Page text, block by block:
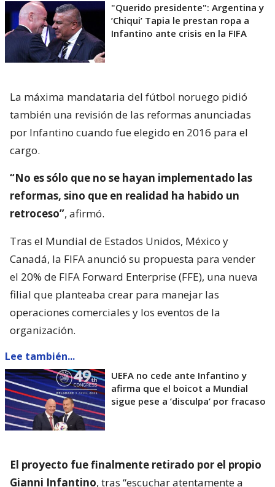
"Querido presidente": Argentina y
’Chiqui’ Tapia le prestan ropa a
Infantino ante crisis en la FIFA
La máxima mandataria del fútbol noruego pidió
también una revisión de las reformas anunciadas
por Infantino cuando fue elegido en 2016 para el
cargo.
“No es sólo que no se hayan implementado las
reformas, sino que en realidad ha habido un
retroceso”, afirmó.
Tras el Mundial de Estados Unidos, México y
Canadá, la FIFA anunció su propuesta para vender
el 20% de FIFA Forward Enterprise (FFE), una nueva
filial que planteaba crear para manejar las
operaciones comerciales y los eventos de la
organización.
Lee también...
UEFA no cede ante Infantino y
afirma que el boicot a Mundial
sigue pese a ’disculpa’ por fracaso
El proyecto fue finalmente retirado por el propio
Gianni Infantino, tras “escuchar atentamente a